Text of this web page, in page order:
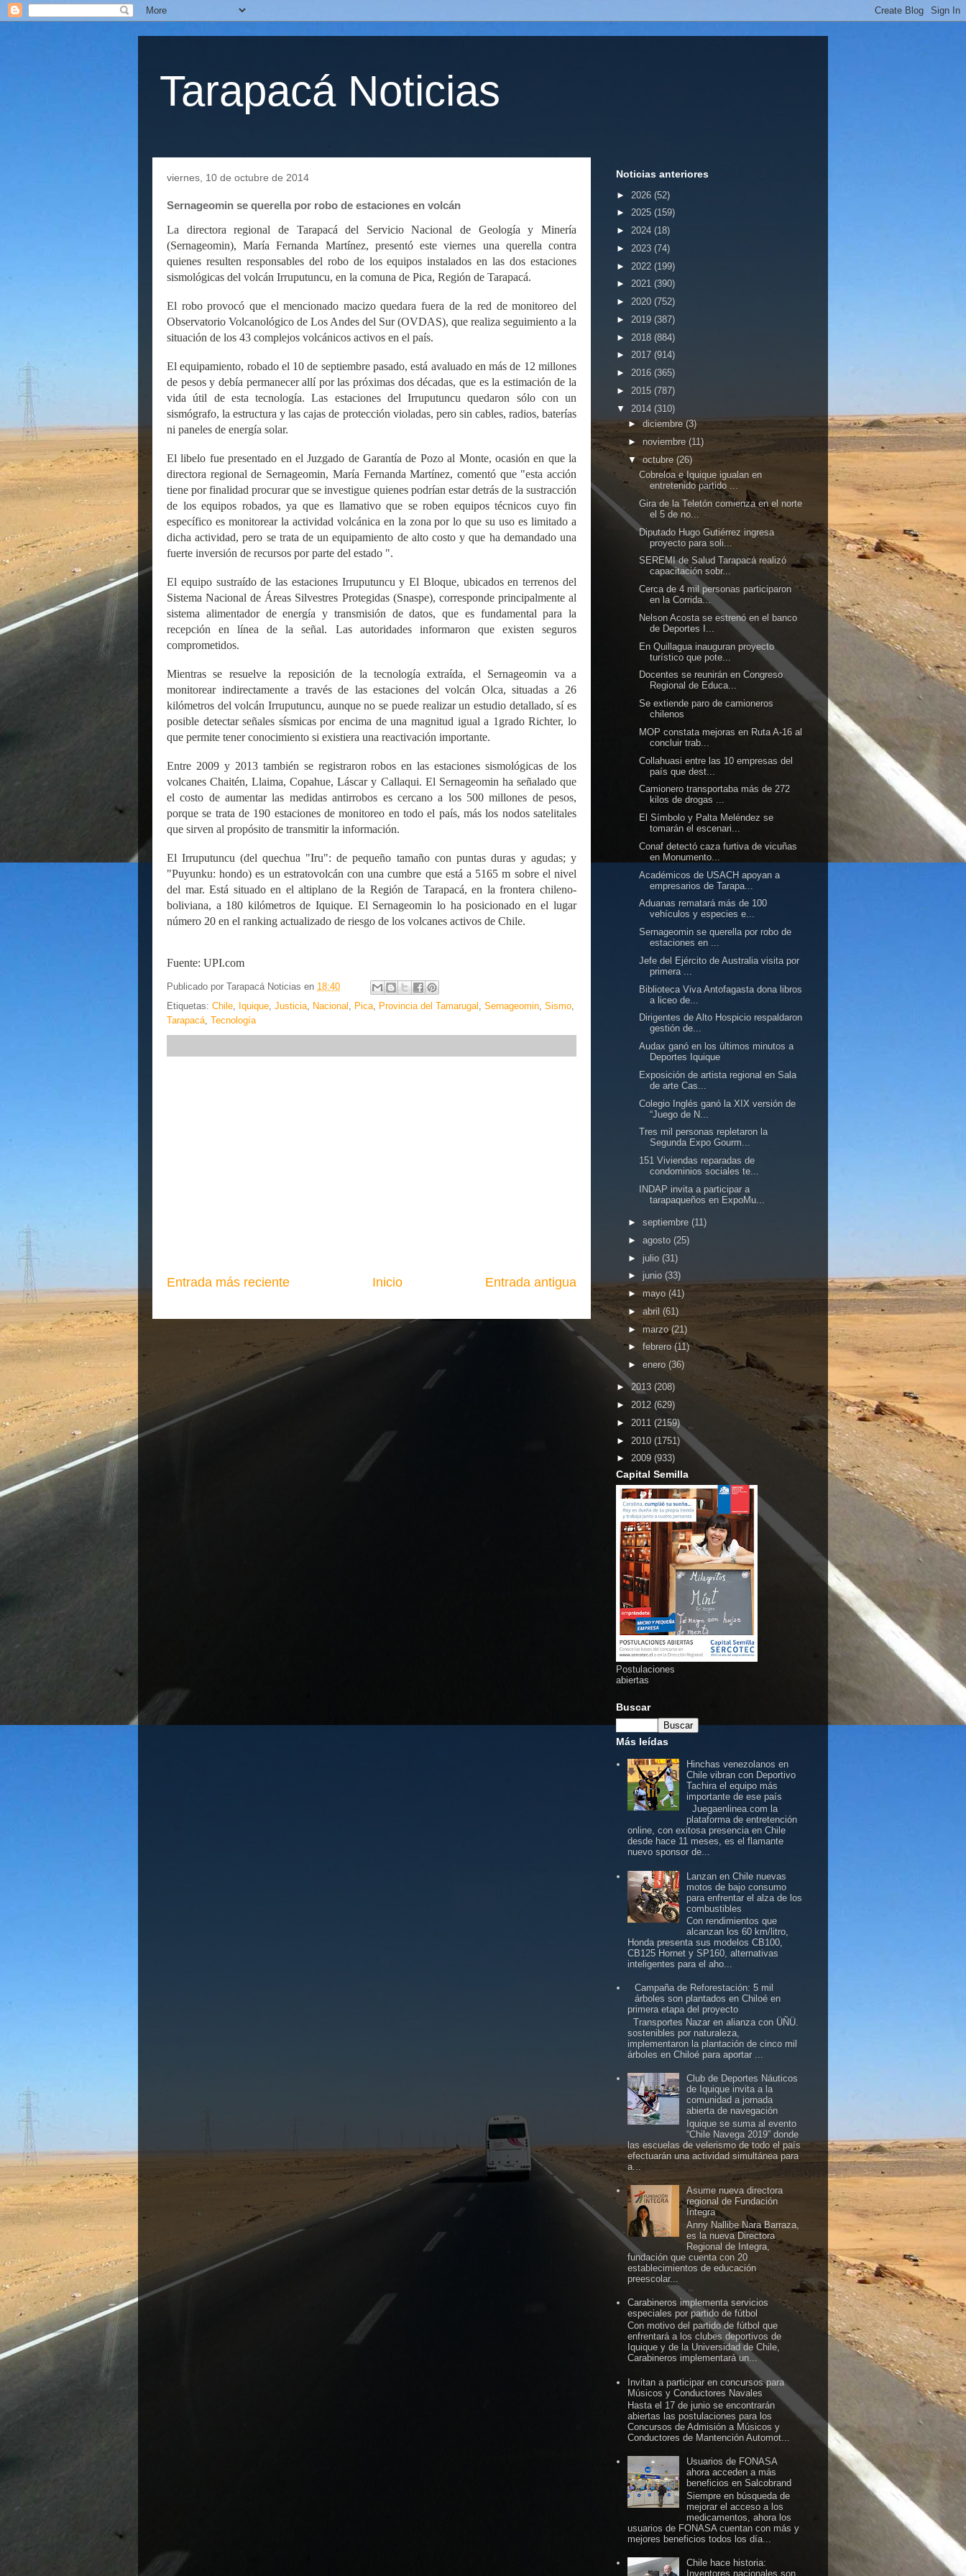
Tarapacá Noticias
viernes, 10 de octubre de 2014
Sernageomin se querella por robo de estaciones en volcán
La directora regional de Tarapacá del Servicio Nacional de Geología y Minería
(Sernageomin), María Fernanda Martínez, presentó este viernes una querella contra
quienes resulten responsables del robo de los equipos instalados en las dos estaciones
sismológicas del volcán Irruputuncu, en la comuna de Pica, Región de Tarapacá.
El robo provocó que el mencionado macizo quedara fuera de la red de monitoreo del
Observatorio Volcanológico de Los Andes del Sur (OVDAS), que realiza seguimiento a la
situación de los 43 complejos volcánicos activos en el país.
El equipamiento, robado el 10 de septiembre pasado, está avaluado en más de 12 millones
de pesos y debía permanecer allí por las próximas dos décadas, que es la estimación de la
vida útil de esta tecnología. Las estaciones del Irruputuncu quedaron sólo con un
sismógrafo, la estructura y las cajas de protección violadas, pero sin cables, radios, baterías
ni paneles de energía solar.
El libelo fue presentado en el Juzgado de Garantía de Pozo al Monte, ocasión en que la
directora regional de Sernageomin, María Fernanda Martínez, comentó que "esta acción
tiene por finalidad procurar que se investigue quienes podrían estar detrás de la sustracción
de los equipos robados, ya que es llamativo que se roben equipos técnicos cuyo fin
específico es monitorear la actividad volcánica en la zona por lo que su uso es limitado a
dicha actividad, pero se trata de un equipamiento de alto costo y que ha demandado una
fuerte inversión de recursos por parte del estado ".
El equipo sustraído de las estaciones Irruputuncu y El Bloque, ubicados en terrenos del
Sistema Nacional de Áreas Silvestres Protegidas (Snaspe), corresponde principalmente al
sistema alimentador de energía y transmisión de datos, que es fundamental para la
recepción en línea de la señal. Las autoridades informaron que existen seguros
comprometidos.
Mientras se resuelve la reposición de la tecnología extraída, el Sernageomin va a
monitorear indirectamente a través de las estaciones del volcán Olca, situadas a 26
kilómetros del volcán Irruputuncu, aunque no se puede realizar un estudio detallado, sí es
posible detectar señales sísmicas por encima de una magnitud igual a 1grado Richter, lo
que permite tener conocimiento si existiera una reactivación importante.
Entre 2009 y 2013 también se registraron robos en las estaciones sismológicas de los
volcanes Chaitén, Llaima, Copahue, Láscar y Callaqui. El Sernageomin ha señalado que
el costo de aumentar las medidas antirrobos es cercano a los 500 millones de pesos,
porque se trata de 190 estaciones de monitoreo en todo el país, más los nodos satelitales
que sirven al propósito de transmitir la información.
El Irruputuncu (del quechua "Iru": de pequeño tamaño con puntas duras y agudas; y
"Puyunku: hondo) es un estratovolcán con una cumbre que está a 5165 m sobre el nivel
del mar. Está situado en el altiplano de la Región de Tarapacá, en la frontera chileno-
boliviana, a 180 kilómetros de Iquique. El Sernageomin lo ha posicionado en el lugar
número 20 en el ranking actualizado de riesgo de los volcanes activos de Chile.
Fuente: UPI.com
Publicado por Tarapacá Noticias en 18:40
Etiquetas: Chile, Iquique, Justicia, Nacional , Pica, Provincia del Tamarugal , Sernageomin, Sismo,
Tarapacá, Tecnología
Entrada más reciente Entrada antigua
Inicio
Noticias anteriores
► 2026 (52)
► 2025 (159)
► 2024 (18)
► 2023 (74)
► 2022 (199)
► 2021 (390)
► 2020 (752)
► 2019 (387)
► 2018 (884)
► 2017 (914)
► 2016 (365)
► 2015 (787)
▼ 2014 (310)
► diciembre(3)
► noviembre (11)
▼octubre (26)
Cobreloa e Iquique igualan en
entretenido partido ...
Gira de la Teletón comienza en el norte
el 5 de no...
Diputado Hugo Gutiérrez ingresa
proyecto para soli...
SEREMI de Salud Tarapacá realizó
capacitación sobr...
Cerca de 4 mil personas participaron
en la Corrida...
Nelson Acosta se estrenó en el banco
de Deportes I...
En Quillagua inauguran proyecto
turístico que pote...
Docentes se reunirán en Congreso
Regional de Educa...
Se extiende paro de camioneros
chilenos
MOP constata mejoras en Ruta A-16 al
concluir trab...
Collahuasi entre las 10 empresas del
país que dest...
Camionero transportaba más de 272
kilos de drogas ...
El Símbolo y Palta Meléndez se
tomarán el escenari...
Conaf detectó caza furtiva de vicuñas
en Monumento...
Académicos de USACH apoyan a
empresarios de Tarapa...
Aduanas rematará más de 100
vehículos y especies e...
Sernageomin se querella por robo de
estaciones en ...
Jefe del Ejército de Australia visita por
primera ...
Biblioteca Viva Antofagasta dona libros
a liceo de...
Dirigentes de Alto Hospicio respaldaron
gestión de...
Audax ganó en los últimos minutos a
Deportes Iquique
Exposición de artista regional en Sala
de arte Cas...
Colegio Inglés ganó la XIX versión de
“Juego de N...
Tres mil personas repletaron la
Segunda Expo Gourm...
151 Viviendas reparadas de
condominios sociales te...
INDAP invita a participar a
tarapaqueños en ExpoMu...
► septiembre (11)
► agosto (25)
► julio (31)
► junio (33)
► mayo (41)
► abril (61)
► marzo(21)
► febrero(11)
► enero (36)
►2013 (208)
► 2012 (629)
► 2011 (2159)
► 2010 (1751)
► 2009 (933)
Capital Semilla
Postulaciones
abiertas
Buscar
Más leídas
Hinchas venezolanos en
Chile vibran con Deportivo
Tachira el equipo más
importante de ese país
Juegaenlinea.com la
plataforma de entretención
online, con exitosa presencia en Chile
desde hace 11 meses, es el flamante
nuevo sponsor de...
Lanzan en Chile nuevas
motos de bajo consumo
para enfrentar el alza de los
combustibles
Con rendimientos que
alcanzan los 60 km/litro,
Honda presenta sus modelos CB100,
CB125 Hornet y SP160, alternativas
inteligentes para el aho...
Campaña de Reforestación: 5 mil
árboles son plantados en Chiloé en
primera etapa del proyecto
Transportes Nazar en alianza con ÜÑÜ.
sostenibles por naturaleza,
implementaron la plantación de cinco mil
árboles en Chiloé para aportar ...
Club de Deportes Náuticos
de Iquique invita a la
comunidad a jornada
abierta de navegación
Iquique se suma al evento
“Chile Navega 2019” donde
las escuelas de velerismo de todo el país
efectuarán una actividad simultánea para
a...
Asume nueva directora
regional de Fundación
Integra
Anny Nallibe Nara Barraza,
es la nueva Directora
Regional de Integra,
fundación que cuenta con 20
establecimientos de educación
preescolar...
Carabineros implementa servicios
especiales por partido de fútbol
Con motivo del partido de fútbol que
enfrentará a los clubes deportivos de
Iquique y de la Universidad de Chile,
Carabineros implementará un...
Invitan a participar en concursos para
Músicos y Conductores Navales
Hasta el 17 de junio se encontrarán
abiertas las postulaciones para los
Concursos de Admisión a Músicos y
Conductores de Mantención Automot...
Usuarios de FONASA
ahora acceden a más
beneficios en Salcobrand
Siempre en búsqueda de
mejorar el acceso a los
medicamentos, ahora los
usuarios de FONASA cuentan con más y
mejores beneficios todos los día...
Chile hace historia:
Inventores nacionales son